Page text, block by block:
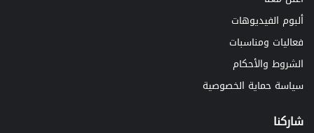
ألبوم الفيديوهات
فعاليات ومناسبات
الشروط والأحكام
سياسة حماية الخصوصية
شاركنا